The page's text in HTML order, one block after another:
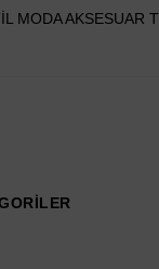
MODA AKSESUAR